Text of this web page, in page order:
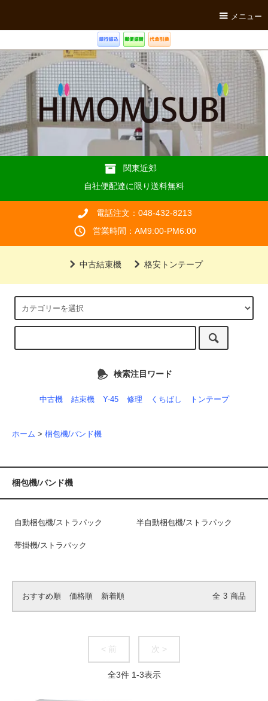
メニュー
関東近郊
自社便配達に限り送料無料
電話注文：048-432-8213
営業時間：AM9:00-PM6:00
中古結束機 格安トンテープ
検索注目ワード
中古機 結束機 Y-45 修理 くちばし トンテープ
ホーム > 梱包機/バンド機
梱包機/バンド機
自動梱包機/ストラパック 半自動梱包機/ストラパック
帯掛機/ストラパック
おすすめ順 価格順 新着順 全 3 商品
< 前 次 >
全3件 1-3表示